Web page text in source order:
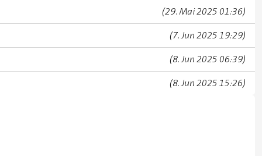
(29. Mai 2025 01:36)
(7. Jun 2025 19:29)
(8. Jun 2025 06:39)
(8. Jun 2025 15:26)